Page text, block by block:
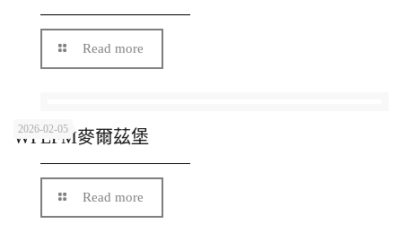
Read more
2026-02-05
WPLFM麥爾茲堡
Read more